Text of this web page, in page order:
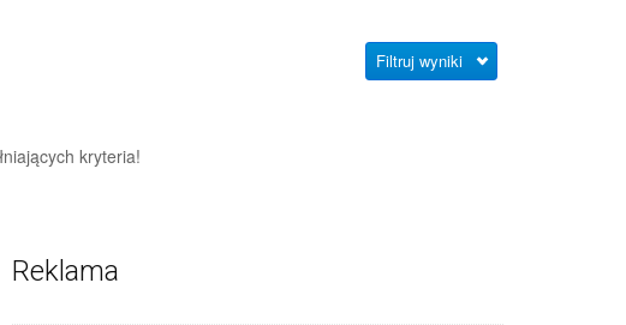
Filtruj wyniki
kryteria!
Reklama